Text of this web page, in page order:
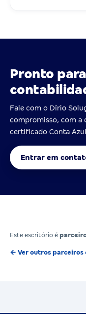
Pronto
Fale com o Dírio
compromisso, com a
certificado Conta
Entrar em
Este escritório é
← Ver outros parceiros